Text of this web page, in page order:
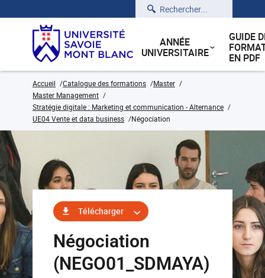
Rechercher
ANNÉE
UNIVERSITAIRE
GUIDE
EN PDF
Accueil Catalogue des formations
Master
Master Management
Stratégie digitale : Marketing et communication - Alternance
UE04 Vente et data business
Négociation
Télécharger
Négociation
(NEGO01_SDMAYA)